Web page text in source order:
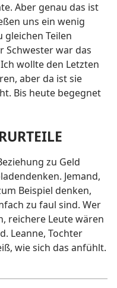
Aber genau das ist
uns ein wenig
gleichen Teilen
Schwester war das
wollte den Letzten
aber da ist sie
Bis heute begegnet
zu Geld
Jemand,
Beispiel denken,
zu faul sind. Wer
reichere Leute wären
Leanne, Tochter
wie sich das anfühlt.